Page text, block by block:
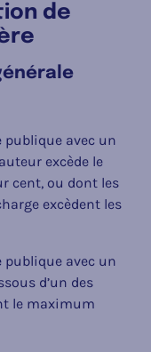
de
publique avec un
excède le
cent, ou dont les
excèdent les
publique avec un
d’un des
le maximum